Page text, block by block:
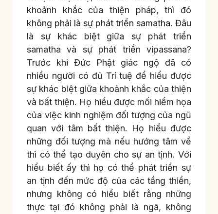
khoảnh khắc của thiện pháp, thì đó
không phải là sự phát triển samatha. Đâu
là sự khác biệt giữa sự phát triển
samatha và sự phát triển vipassana?
Trước khi Đức Phật giác ngộ đã có
nhiều người có đủ Trí tuệ để hiểu được
sự khác biệt giữa khoảnh khắc của thiện
và bất thiện. Họ hiểu được mối hiểm họa
của việc kinh nghiệm đối tượng của ngũ
quan với tâm bất thiện. Họ hiểu được
những đối tượng mà nếu hướng tâm về
thì có thể tạo duyên cho sự an tịnh. Với
hiểu biết ấy thì họ có thể phát triển sự
an tịnh đến mức độ của các tầng thiền,
nhưng không có hiểu biết rằng những
thực tại đó không phải là ngã, không